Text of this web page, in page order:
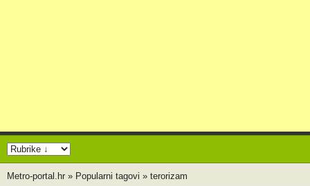
Metro-portal.hr » Popularni tagovi » terorizam